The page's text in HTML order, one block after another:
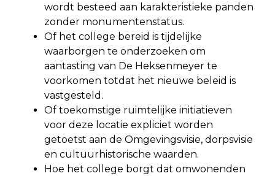
wordt besteed aan karakteristieke panden
zonder monumentenstatus.
Of het college bereid is tijdelijke
waarborgen te onderzoeken om
aantasting van De Heksenmeyer te
voorkomen totdat het nieuwe beleid is
vastgesteld.
Of toekomstige ruimtelijke initiatieven
voor deze locatie expliciet worden
getoetst aan de Omgevingsvisie, dorpsvisie
en cultuurhistorische waarden.
Hoe het college borgt dat omwonenden